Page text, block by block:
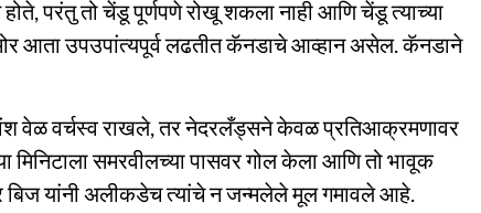
परंतु तो चेंडू पूर्णपणे रोखू शकला नाही आणि चेंडू त्याच्या
आता उपउपांत्यपूर्व लढतीत कॅनडाचे आव्हान असेल. कॅनडाने
वेळ वर्चस्व राखले, तर नेदरलँड्सने केवळ प्रतिआक्रमणावर
मिनिटाला समरवीलच्या पासवर गोल केला आणि तो भावूक
बिज यांनी अलीकडेच त्यांचे न जन्मलेले मूल गमावले आहे.